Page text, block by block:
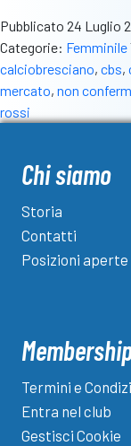
Pubblicato 24 Luglio
Categorie: Femminile
calciobresciano, cbs,
mercato, non
rossi
Chi siamo
Storia
Contatti
Posizioni aperte
Termini e
Entra nel club
Gestisci Cookie